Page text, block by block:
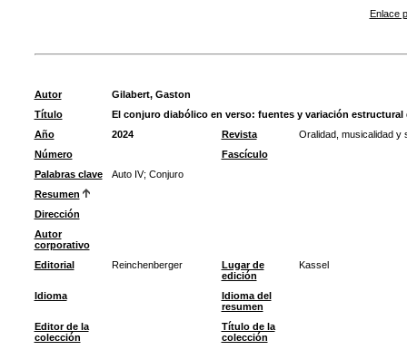
Enlace
Autor
Gilabert, Gaston
Título
El conjuro diabólico en verso: fuentes y variación
Año
2024 Revista
Oralidad, musicalidad y
Número
Fascículo
Palabras clave
Auto IV; Conjuro
Resumen
Dirección
Autor
corporativo
Editorial
Reinchenberger
Lugar de
edición
Kassel
Idioma
Idioma del
resumen
Editor de la
colección
Título de la
colección